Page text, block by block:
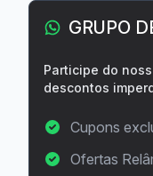
GRUPO
Participe do
descontos
Cupons
Ofertas